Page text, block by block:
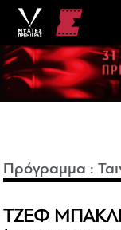
Πρόγραμμα :
ΤΖΕΦ